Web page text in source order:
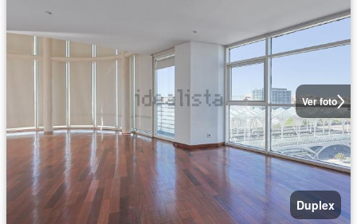
Ver foto
Duplex